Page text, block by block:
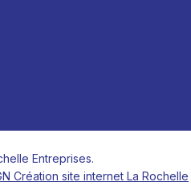
Entreprises.
Création site internet La Rochelle